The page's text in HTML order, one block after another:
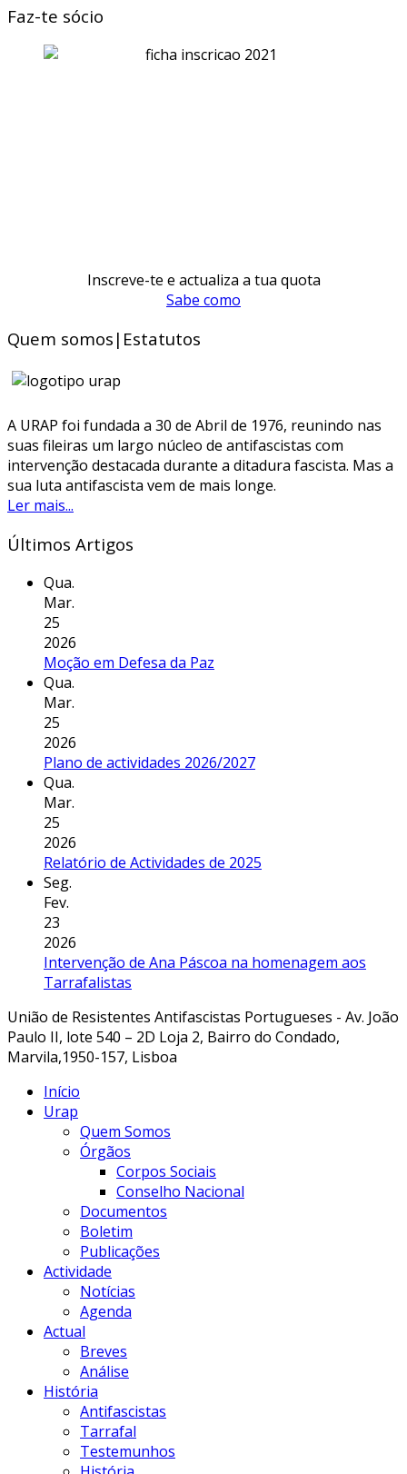
Faz-te sócio
Inscreve-te e actualiza a tua quota
Sabe como
Quem somos|Estatutos
A URAP foi fundada a 30 de Abril de 1976, reunindo nas
suas fileiras um largo núcleo de antifascistas com
intervenção destacada durante a ditadura fascista. Mas a
sua luta antifascista vem de mais longe.
Ler mais...
Últimos Artigos
Qua.
Mar.
25
2026
Moção em Defesa da Paz
Qua.
Mar.
25
2026
Plano de actividades 2026/2027
Qua.
Mar.
25
2026
Relatório de Actividades de 2025
Seg.
Fev.
23
2026
Intervenção de Ana Páscoa na homenagem aos
Tarrafalistas
União de Resistentes Antifascistas Portugueses - Av. João
Paulo II, lote 540 – 2D Loja 2, Bairro do Condado,
Marvila,1950-157, Lisboa
Início
Urap
Quem Somos
Órgãos
Corpos Sociais
Conselho Nacional
Documentos
Boletim
Publicações
Actividade
Notícias
Agenda
Actual
Breves
Análise
História
Antifascistas
Tarrafal
Testemunhos